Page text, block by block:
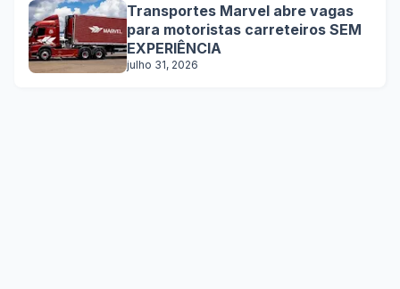
Transportes Marvel abre vagas
para motoristas carreteiros SEM
EXPERIÊNCIA
julho 31, 2026